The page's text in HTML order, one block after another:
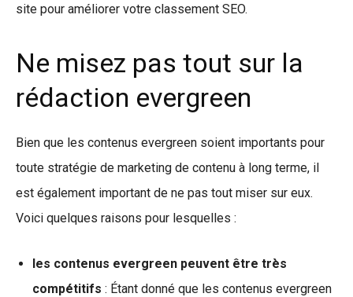
site pour améliorer votre classement SEO.
Ne misez pas tout sur la
rédaction evergreen
Bien que les contenus evergreen soient importants pour
toute stratégie de marketing de contenu à long terme, il
est également important de ne pas tout miser sur eux.
Voici quelques raisons pour lesquelles :
les contenus evergreen peuvent être très
compétitifs : Étant donné que les contenus evergreen